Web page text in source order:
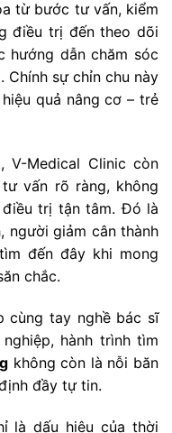
từ bước tư vấn, kiểm
điều trị đến theo dõi
hướng dẫn chăm sóc
sự chỉn chu này
quả nâng cơ – trẻ
V-Medical Clinic còn
vấn rõ ràng, không
trị tận tâm. Đó là
người giảm cân thành
đến đây khi mong
chắc.
cùng tay nghề bác sĩ
hành trình tìm
không còn là nỗi băn
đầy tự tin.
là dấu hiệu của thời